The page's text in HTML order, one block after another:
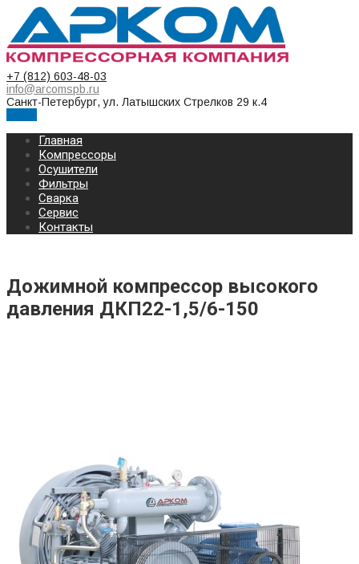
+7 (812) 603-48-03
info@arcomspb.ru
Санкт-Петербург, ул. Латышских Стрелков 29 к.4
Главная
Компрессоры
Осушители
Фильтры
Сварка
Сервис
Контакты
Дожимной компрессор высокого
давления ДКП22-1,5/6-150